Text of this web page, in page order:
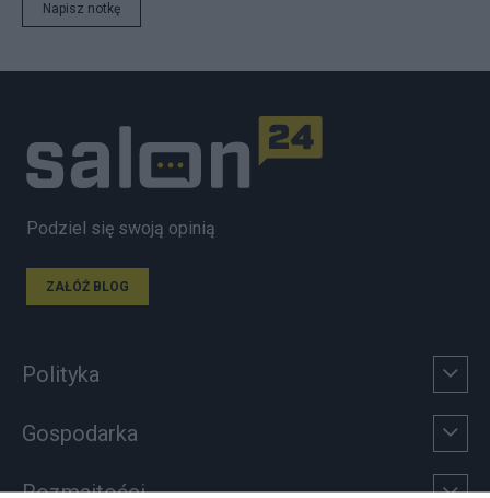
Napisz notkę
Podziel się swoją opinią
ZAŁÓŻ BLOG
Polityka
Gospodarka
Rozmaitości